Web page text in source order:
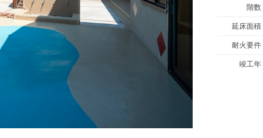
階数
延床面積
耐火要件
竣工年